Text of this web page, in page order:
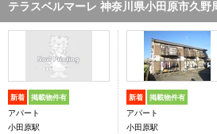
テラスベルマーレ 神奈川県小田原市久野
新着 掲載物件有
アパート
小田原駅
新着 掲載物件有
アパート
小田原駅